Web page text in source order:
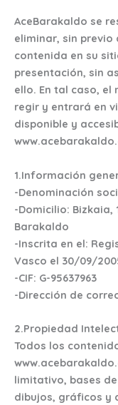
AceBarakaldo se
eliminar, sin
contenida en su
presentación, sin
ello. En tal caso, el
regir y entrará en
disponible y
1.Información
-Denominación
-Domicilio: Bizkaia,
Barakaldo
-Inscrita en el:
Vasco el 30/09/
-CIF: G-95637963
-Dirección de
2.Propiedad
Todos los
limitativo, bases
dibujos, gráficos y